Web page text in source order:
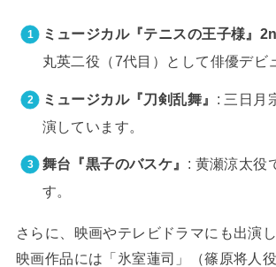
ミュージカル『テニスの王子様』
丸英二役（7代目）として俳優デビ
ミュージカル『刀剣乱舞』 : 三日月
演しています。
舞台『黒子のバスケ』 : 黄瀬涼太役
す。
さらに、映画やテレビドラマにも出演
映画作品には「氷室蓮司」（篠原将人